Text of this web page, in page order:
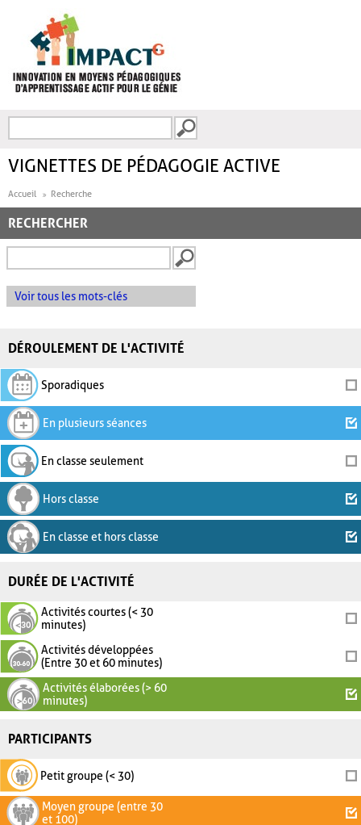
FORMULAIRE DE
VIGNETTES DE PÉDAGOGIE ACTIVE
Accueil Recherche
RECHERCHER
Voir tous les mots-clés
DÉROULEMENT DE L'ACTIVITÉ
Sporadiques
En plusieurs séances
En classe seulement
Hors classe
En classe et hors classe
DURÉE DE L'ACTIVITÉ
Activités courtes (< 30
minutes)
Activités développées
(Entre 30 et 60 minutes)
Activités élaborées (> 60
minutes)
PARTICIPANTS
Petit groupe (< 30)
Moyen groupe (entre 30
et 100)